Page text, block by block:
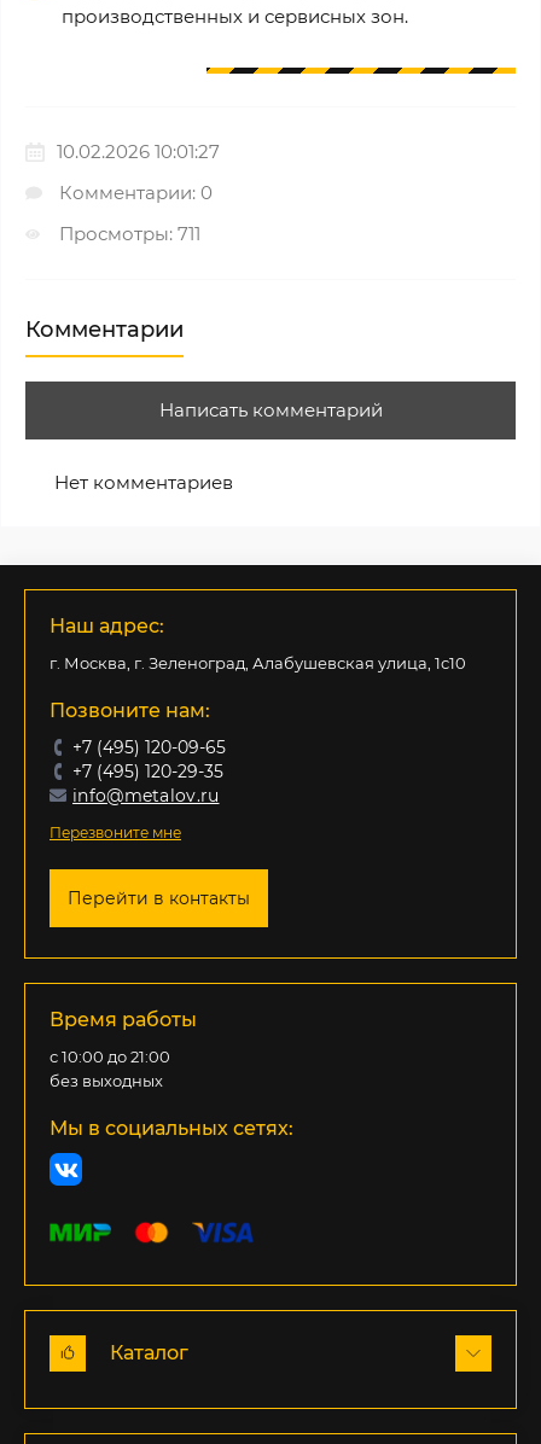
производственных и сервисных зон.
10.02.2026 10:01:27
Комментарии: 0
Просмотры: 711
Комментарии
Написать комментарий
Нет комментариев
Наш адрес:
г. Москва, г. Зеленоград, Алабушевская улица, 1с10
Позвоните нам:
+7 (495) 120-09-65
+7 (495) 120-29-35
info@metalov.ru
Перезвоните мне
Перейти в контакты
Время работы
с 10:00 до 21:00
без выходных
Мы в социальных сетях:
Каталог